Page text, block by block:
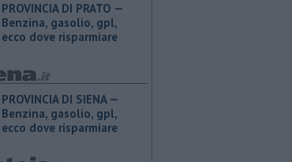
PROVINCIA DI PRATO — ​
Benzina, gasolio, gpl,
ecco dove risparmiare
PROVINCIA DI SIENA — ​
Benzina, gasolio, gpl,
ecco dove risparmiare